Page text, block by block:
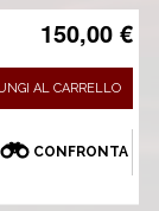
150,00 €
AL CARRELLO
CONFRONTA